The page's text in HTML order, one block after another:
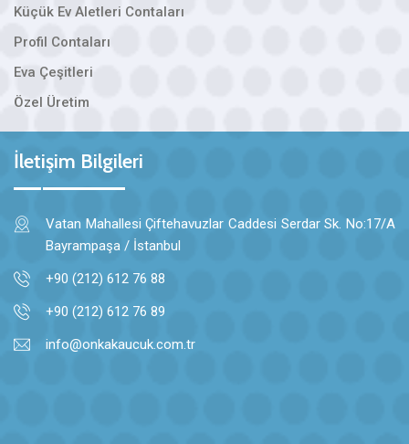
Küçük Ev Aletleri Contaları
Profil Contaları
Eva Çeşitleri
Özel Üretim
İletişim Bilgileri
Vatan Mahallesi Çiftehavuzlar Caddesi Serdar Sk. No:17/A
Bayrampaşa / İstanbul
+90 (212) 612 76 88
+90 (212) 612 76 89
info@onkakaucuk.com.tr